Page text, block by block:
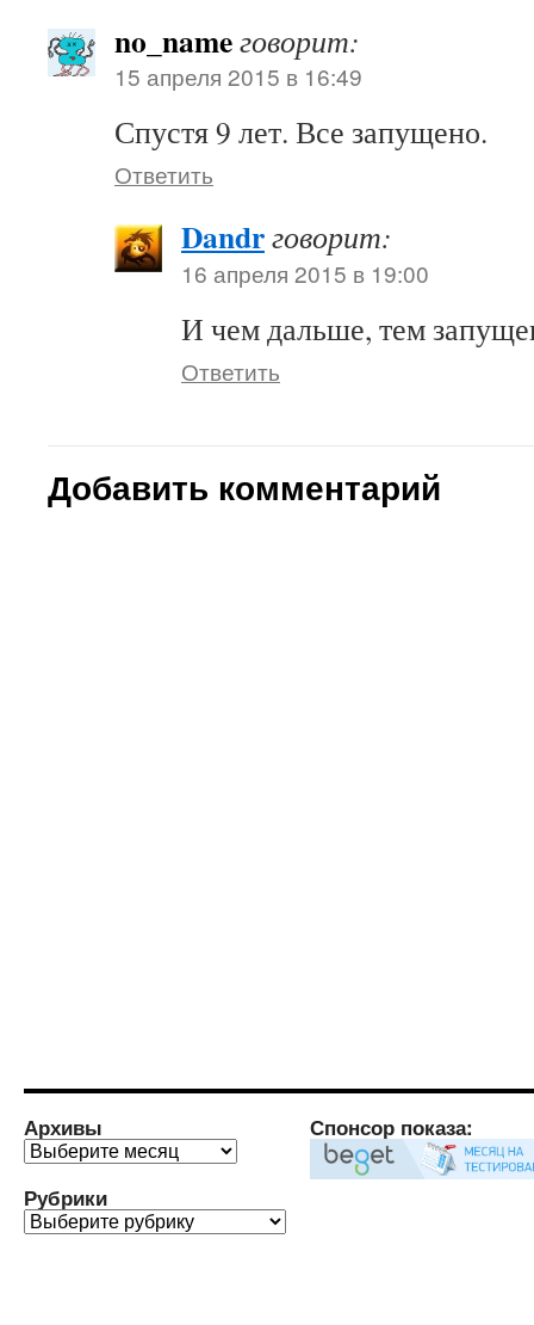
no_nameговорит:
15 апреля 2015 в 16:49
Спустя 9 лет. Все запущено.
Ответить
Dandrговорит:
16 апреля 2015 в 19:00
И чем дальше, тем
Ответить
Добавить комментарий
Архивы
Архивы
Рубрики
Рубрики
Спонсор показа: